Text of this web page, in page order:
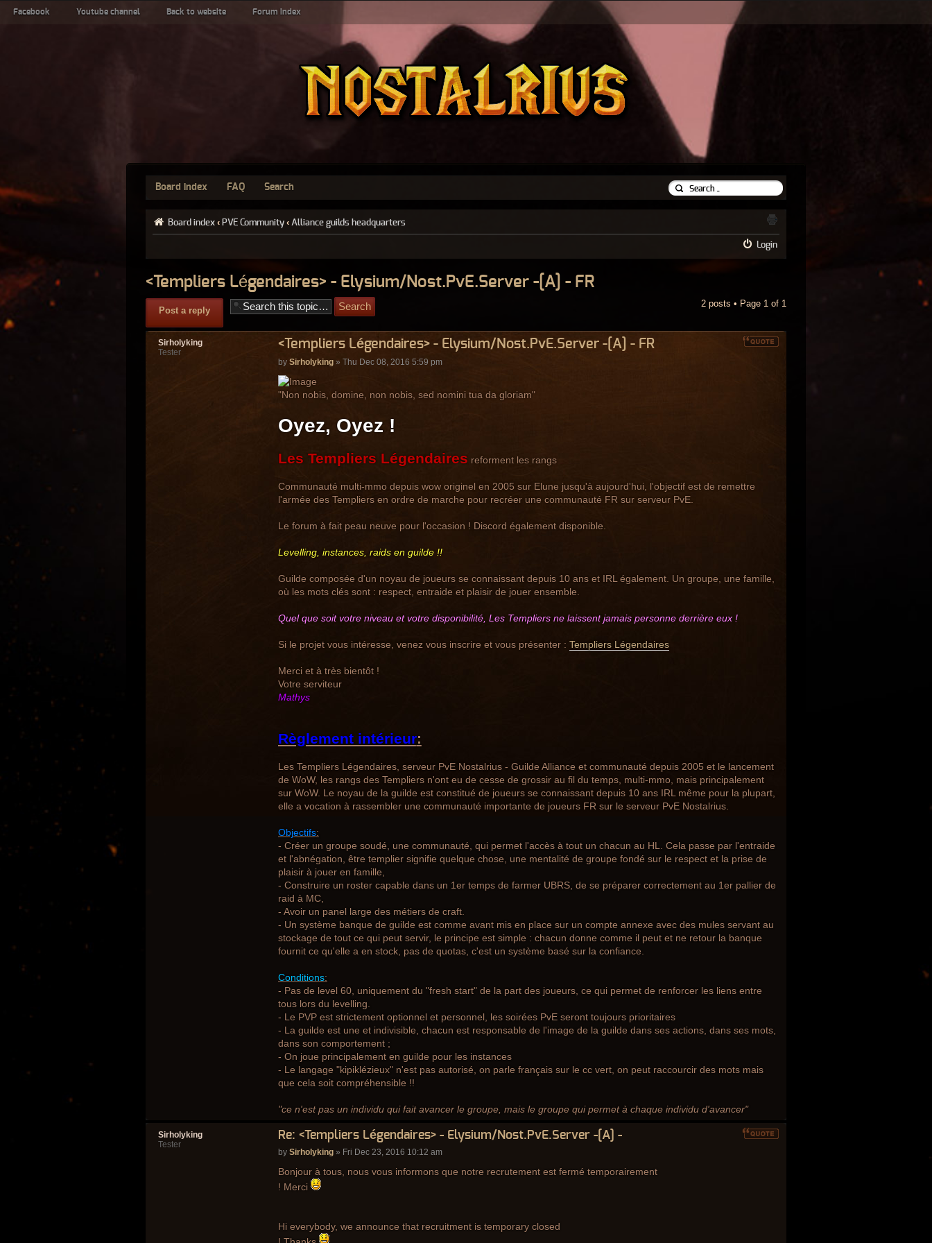
Facebook Youtube channel Back to website Forum index
Board index FAQ Search
Board index ‹ PVE Community ‹ Alliance guilds headquarters
Login
<Templiers Légendaires> - Elysium/Nost.PvE.Server -[A] - FR
Post a reply
2 posts • Page 1 of 1
<Templiers Légendaires> - Elysium/Nost.PvE.Server -[A] - FR
by Sirholyking» Thu Dec 08, 2016 5:59 pm
"Non nobis, domine, non nobis, sed nomini tua da gloriam"
Oyez, Oyez !
Les Templiers Légendaires reforment les rangs
Communauté multi-mmo depuis wow originel en 2005 sur Elune jusqu'à aujourd'hui, l'objectif est de remettre
l'armée des Templiers en ordre de marche pour recréer une communauté FR sur serveur PvE.
Le forum à fait peau neuve pour l'occasion ! Discord également disponible.
Levelling, instances, raids en guilde !!
Guilde composée d'un noyau de joueurs se connaissant depuis 10 ans et IRL également. Un groupe, une famille,
où les mots clés sont : respect, entraide et plaisir de jouer ensemble.
Quel que soit votre niveau et votre disponibilité, Les Templiers ne laissent jamais personne derrière eux !
Si le projet vous intéresse, venez vous inscrire et vous présenter : Templiers Légendaires
Merci et à très bientôt !
Votre serviteur
Mathys
Règlement intérieur:
Les Templiers Légendaires, serveur PvE Nostalrius - Guilde Alliance et communauté depuis 2005 et le lancement
de WoW, les rangs des Templiers n'ont eu de cesse de grossir au fil du temps, multi-mmo, mais principalement
sur WoW. Le noyau de la guilde est constitué de joueurs se connaissant depuis 10 ans IRL même pour la plupart,
elle a vocation à rassembler une communauté importante de joueurs FR sur le serveur PvE Nostalrius.
Objectifs:
- Créer un groupe soudé, une communauté, qui permet l'accès à tout un chacun au HL. Cela passe par l'entraide
et l'abnégation, être templier signifie quelque chose, une mentalité de groupe fondé sur le respect et la prise de
plaisir à jouer en famille,
- Construire un roster capable dans un 1er temps de farmer UBRS, de se préparer correctement au 1er pallier de
raid à MC,
- Avoir un panel large des métiers de craft.
- Un système banque de guilde est comme avant mis en place sur un compte annexe avec des mules servant au
stockage de tout ce qui peut servir, le principe est simple : chacun donne comme il peut et ne retour la banque
fournit ce qu'elle a en stock, pas de quotas, c'est un système basé sur la confiance.
Conditions:
- Pas de level 60, uniquement du "fresh start" de la part des joueurs, ce qui permet de renforcer les liens entre
tous lors du levelling.
- Le PVP est strictement optionnel et personnel, les soirées PvE seront toujours prioritaires
- La guilde est une et indivisible, chacun est responsable de l'image de la guilde dans ses actions, dans ses mots,
dans son comportement ;
- On joue principalement en guilde pour les instances
- Le langage "kipiklézieux" n'est pas autorisé, on parle français sur le cc vert, on peut raccourcir des mots mais
que cela soit compréhensible !!
"ce n'est pas un individu qui fait avancer le groupe, mais le groupe qui permet à chaque individu d'avancer"
Sirholyking
Tester
Re: <Templiers Légendaires> - Elysium/Nost.PvE.Server -[A] -
by Sirholyking» Fri Dec 23, 2016 10:12 am
Bonjour à tous, nous vous informons que notre recrutement est fermé temporairement
! Merci
Hi everybody, we announce that recruitment is temporary closed
Sirholyking
Tester